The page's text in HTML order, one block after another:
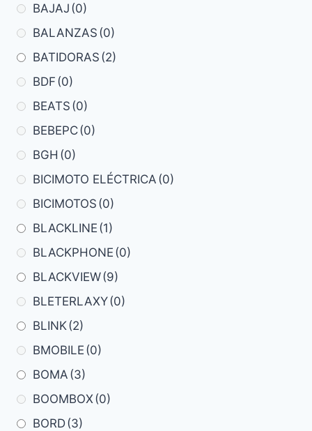
BAJAJ (0)
BALANZAS (0)
BATIDORAS (2)
BDF (0)
BEATS (0)
BEBEPC(0)
BGH (0)
BICIMOTO ELÉCTRICA (0)
BICIMOTOS (0)
BLACKLINE (1)
BLACKPHONE (0)
BLACKVIEW(9)
BLETERLAXY(0)
BLINK(2)
BMOBILE (0)
BOMA (3)
BOOMBOX(0)
BORD(3)